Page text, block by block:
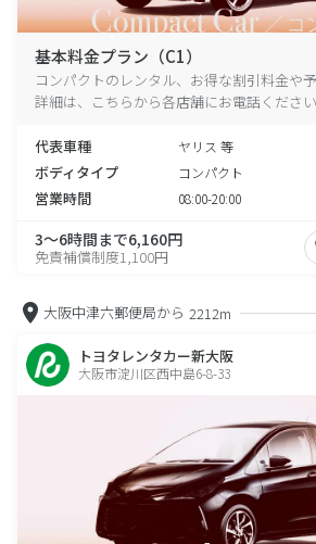
基本料金プラン（C1）
コンパクトのレンタル、お得な割引料金や
詳細は、こちらから各店舗にお電話ください
代表車種 ヤリス 等
ボディタイプ コンパクト
営業時間 08:00-20:00
3～6時間まで6,160円
免責補償制度1,100円
大阪中津六郵便局から 2212m
トヨタレンタカー新大阪
大阪市淀川区西中島6-8-33